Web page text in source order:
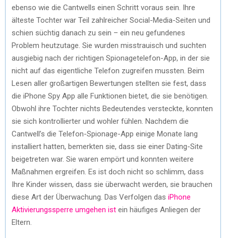
ebenso wie die Cantwells einen Schritt voraus sein. Ihre
älteste Tochter war Teil zahlreicher Social-Media-Seiten und
schien süchtig danach zu sein – ein neu gefundenes
Problem heutzutage. Sie wurden misstrauisch und suchten
ausgiebig nach der richtigen Spionagetelefon-App, in der sie
nicht auf das eigentliche Telefon zugreifen mussten. Beim
Lesen aller großartigen Bewertungen stellten sie fest, dass
die iPhone Spy App alle Funktionen bietet, die sie benötigen.
Obwohl ihre Tochter nichts Bedeutendes versteckte, konnten
sie sich kontrollierter und wohler fühlen. Nachdem die
Cantwell’s die Telefon-Spionage-App einige Monate lang
installiert hatten, bemerkten sie, dass sie einer Dating-Site
beigetreten war. Sie waren empört und konnten weitere
Maßnahmen ergreifen. Es ist doch nicht so schlimm, dass
Ihre Kinder wissen, dass sie überwacht werden, sie brauchen
diese Art der Überwachung. Das Verfolgen das iPhone
Aktivierungssperre umgehen ist ein häufiges Anliegen der
Eltern.